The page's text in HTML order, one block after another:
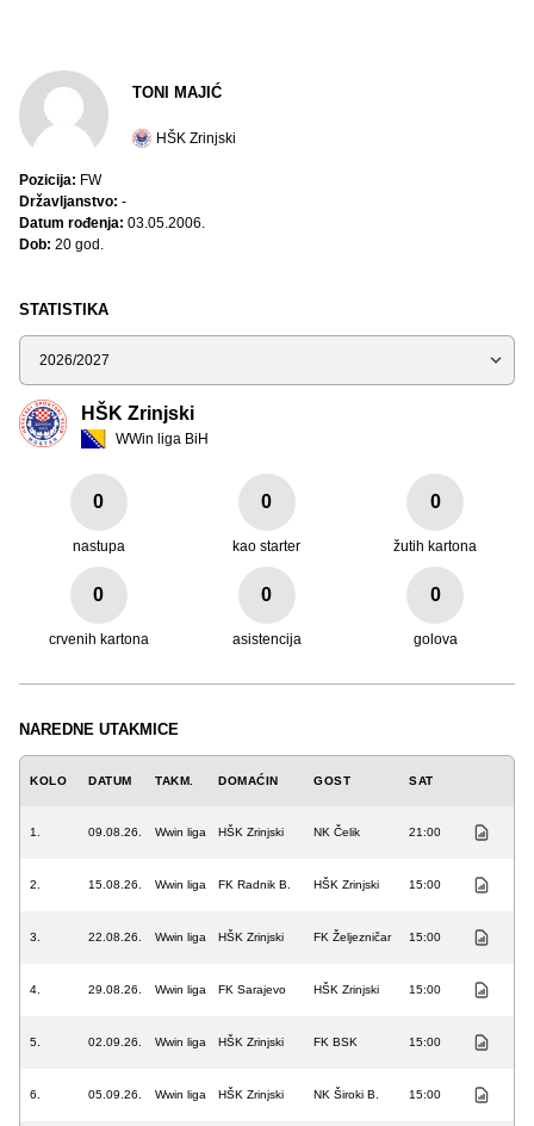
STATISTIKA
Sezona
HŠK Zrinjski
WWin liga BiH
0
nastupa
0
kao starter
0
žutih kartona
0
crvenih kartona
0
asistencija
0
golova
NAREDNE UTAKMICE
KOLO DATUM TAKM. DOMAĆIN GOST SAT
1. 09.08.26. Wwin liga HŠK Zrinjski NK Čelik 21:00
2. 15.08.26. Wwin liga FK Radnik B. HŠK Zrinjski 15:00
3. 22.08.26. Wwin liga HŠK Zrinjski FK Željezničar 15:00
4. 29.08.26. Wwin liga FK Sarajevo HŠK Zrinjski 15:00
5. 02.09.26. Wwin liga HŠK Zrinjski FK BSK 15:00
6. 05.09.26. Wwin liga HŠK Zrinjski NK Široki B. 15:00
TONI MAJIĆ
HŠK Zrinjski
Pozicija: FW
Državljanstvo: -
Datum rođenja: 03.05.2006.
Dob: 20 god.